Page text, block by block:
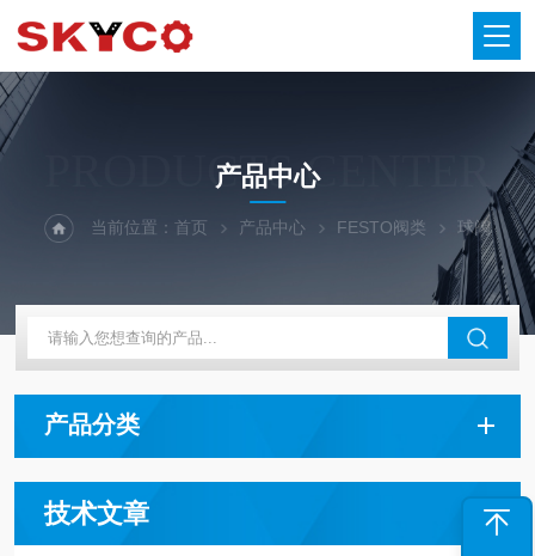
PRODUCTS CENTER
产品中心
当前位置： 首页 产品中心 FESTO阀类 球阀
产品分类
技术文章